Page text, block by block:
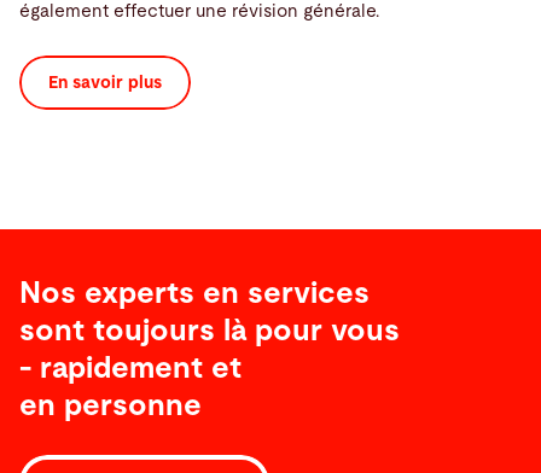
également effectuer une révision générale.
En savoir plus
Nos experts en services
sont toujours là pour vous
- rapidement et
en personne